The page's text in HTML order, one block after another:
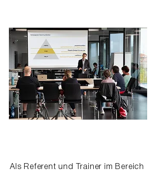
Als Referent und Trainer im Bereich